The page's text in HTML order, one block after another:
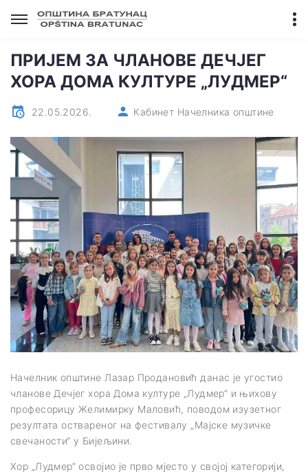
ПРИЈЕМ ЗА ЧЛАНОВЕ ДЕЧЈЕГ
ХОРА ДОМА КУЛТУРЕ „ЛУДМЕР“
22.05.2026. Кабинет Начелника општине
Начелник општине Лазар Продановић данас је угостио
чланове Дечјег хора Дома културе „Лудмер“ и њихову
професорицу Желимирку Маловић, поводом изузетног
резултата оствареног на фестивалу „Мајске музичке
свечаности“ у Бијељини.
Хор „Лудмер“ освојио је прво мјесто у својој категорији,